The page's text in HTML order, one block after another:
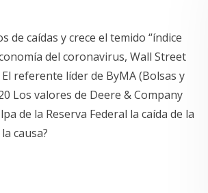
de caídas y crece el temido “índice
del coronavirus, Wall Street
referente líder de ByMA (Bolsas y
Los valores de Deere & Company
de la Reserva Federal la caída de la
causa?